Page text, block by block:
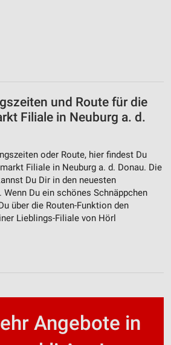
und Route für die
Filiale in Neuburg a. d.
oder Route, hier findest Du
Filiale in Neuburg a. d. Donau. Die
Du Dir in den neuesten
Du ein schönes Schnäppchen
über die Routen-Funktion den
Lieblings-Filiale von Hörl
Angebote in